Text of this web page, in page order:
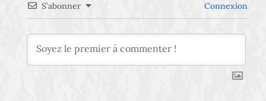
S’abonner Connexion